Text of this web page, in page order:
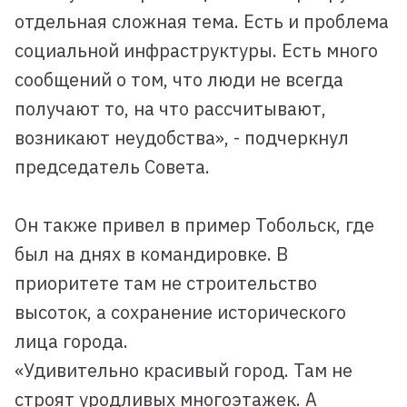
отдельная сложная тема. Есть и проблема
социальной инфраструктуры. Есть много
сообщений о том, что люди не всегда
получают то, на что рассчитывают,
возникают неудобства», - подчеркнул
председатель Совета.
Он также привел в пример Тобольск, где
был на днях в командировке. В
приоритете там не строительство
высоток, а сохранение исторического
лица города.
«Удивительно красивый город. Там не
строят уродливых многоэтажек. А